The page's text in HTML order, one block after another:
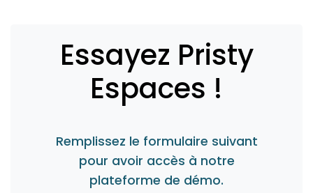
Essayez Pristy
Espaces !
Remplissez le formulaire suivant
pour avoir accès à notre
plateforme de démo.